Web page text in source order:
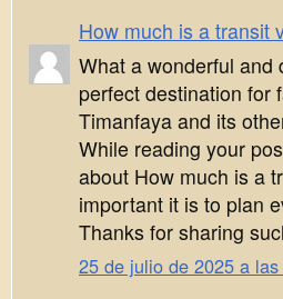
How much is a transit
What a wonderful and
perfect destination for
Timanfaya and its
While reading your
about How much is a
important it is to plan
Thanks for sharing
25 de julio de 2025 a